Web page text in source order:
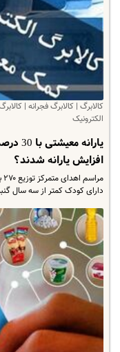
کالابرگ | کالابرگ فجرانه |
الکترونیک
افزایش یارانه شدند؟
دارای کودک کمتر از سه سال